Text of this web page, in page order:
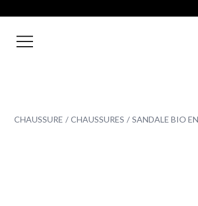
CHAUSSURE CHAUSSURES SANDALE BIO